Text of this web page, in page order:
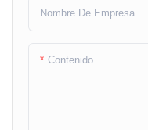
Nombre De Empresa
Contenido